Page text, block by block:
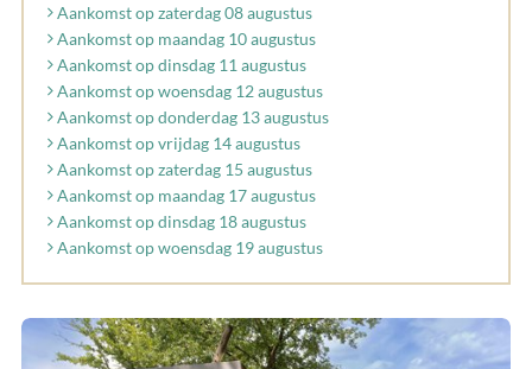
Aankomst op zaterdag 08 augustus
Aankomst op maandag 10 augustus
Aankomst op dinsdag 11 augustus
Aankomst op woensdag 12 augustus
Aankomst op donderdag 13 augustus
Aankomst op vrijdag 14 augustus
Aankomst op zaterdag 15 augustus
Aankomst op maandag 17 augustus
Aankomst op dinsdag 18 augustus
Aankomst op woensdag 19 augustus